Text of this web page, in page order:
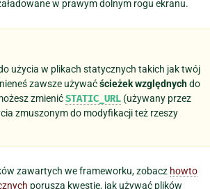
w prawym dolnym rogu ekranu.
użycia w plikach statycznych takich jak twój
zawsze używaćścieżek względnychdo
zmienićSTATIC_URL (używany przez
zmuszonym do modyfikacji też rzeszy
zawartych we frameworku, zobacz howto
porusza kwestię, jak używać plików